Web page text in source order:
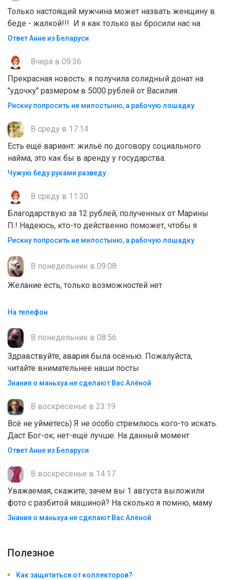
Только настоящий мужчина может назвать женщину в
беде - жалкой!!! И я как только вы бросили нас на
Ответ Анне из Беларуси
Вчера в 09:36
Прекрасная новость: я получила солидный донат на
"удочку" размером в 5000 рублей от Василия
Рискну попросить не милостыню, а рабочую лошадку
В среду в 17:14
Есть ещё вариант: жильё по договору социального
найма, это как бы в аренду у государства.
Чужую беду руками разведу
В среду в 11:30
Благодарствую за 12 рублей, полученных от Марины
П.! Надеюсь, кто-то действенно поможет, чтобы я
Рискну попросить не милостыню, а рабочую лошадку
В понедельник в 09:08
Желание есть, только возможностей нет
На телефон
В понедельник в 08:56
Здравствуйте, авария была осенью. Пожалуйста,
читайте внимательнее наши посты
Знания о маньхуа не сделают Вас Алëной
В воскресенье в 23:19
Всё не уймётесь) Я не особо стремлюсь кого-то искать.
Даст Бог-ок; нет-ещё лучше. На данный момент
Ответ Анне из Беларуси
В воскресенье в 14:17
Уважаемая, скажите, зачем вы 1 августа выложили
фото с разбитой машиной? На сколько я помню, маму
Знания о маньхуа не сделают Вас Алëной
Полезноe
Как защититься от коллекторов?